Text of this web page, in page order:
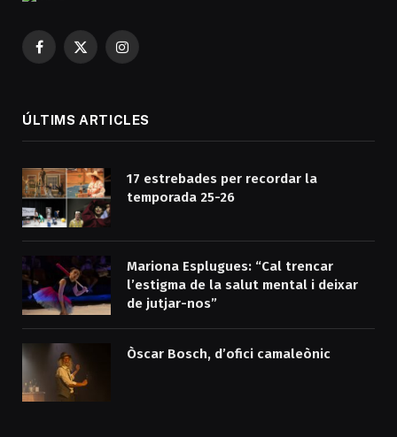
Facebook
X
Instagram
ÚLTIMS ARTICLES
17 estrebades per recordar la
temporada 25-26
Mariona Esplugues: “Cal trencar
l’estigma de la salut mental i deixar
de jutjar-nos”
Òscar Bosch, d’ofici camaleònic